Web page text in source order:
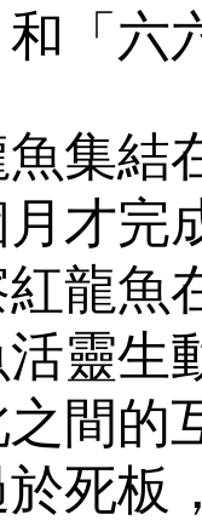
「六
集結
才完
龍魚
靈生
間的
死板